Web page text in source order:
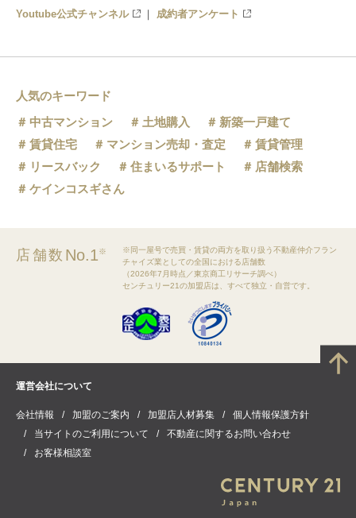
Youtube公式チャンネル
成約者アンケート
人気のキーワード
中古マンション
土地購入
新築一戸建て
賃貸住宅
マンション売却・査定
賃貸管理
リースバック
住まいるサポート
店舗検索
ケインコスギさん
店舗数 No.1※
※同一屋号で売買・賃貸の両方を取り扱う不動産仲介フラン
チャイズ業としての全国における店舗数
（2026年7月時点／東京商工リサーチ調べ）
センチュリー21の加盟店は、すべて独立・自営です。
運営会社について
会社情報 加盟のご案内 加盟店人材募集
個人情報保護方針
当サイトのご利用について
不動産に関するお問い合わせ
お客様相談室